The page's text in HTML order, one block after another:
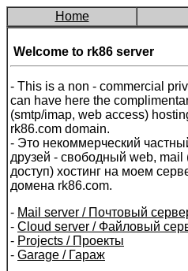
Home
Welcome to rk86 server
- This is a non - commercial
can have here the
(smtp/imap, web access)
rk86.com domain.
- Это некоммерческий
друзей - свободный web, mail
доступ) хостинг на моем
домена rk86.com.
- Mail server / Почтовый
- Cloud server / Файловый
- Projects / Проекты
- Garage / Гараж